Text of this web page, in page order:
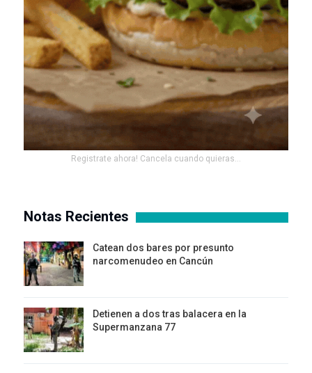
Registrate ahora! Cancela cuando quieras...
Notas Recientes
Catean dos bares por presunto
narcomenudeo en Cancún
Detienen a dos tras balacera en la
Supermanzana 77